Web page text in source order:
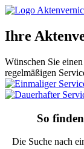
Ihre
Wünschen Sie
regelmäßigen
So
Die Suche nach